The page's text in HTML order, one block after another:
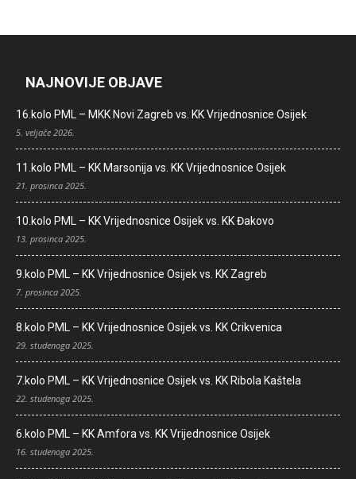
NAJNOVIJE OBJAVE
16.kolo PML – MKK Novi Zagreb vs. KK Vrijednosnice Osijek
5. veljače 2026.
11.kolo PML – KK Marsonija vs. KK Vrijednosnice Osijek
21. prosinca 2025.
10.kolo PML – KK Vrijednosnice Osijek vs. KK Đakovo
13. prosinca 2025.
9.kolo PML – KK Vrijednosnice Osijek vs. KK Zagreb
7. prosinca 2025.
8.kolo PML – KK Vrijednosnice Osijek vs. KK Crikvenica
29. studenoga 2025.
7.kolo PML – KK Vrijednosnice Osijek vs. KK Ribola Kaštela
22. studenoga 2025.
6.kolo PML – KK Amfora vs. KK Vrijednosnice Osijek
16. studenoga 2025.